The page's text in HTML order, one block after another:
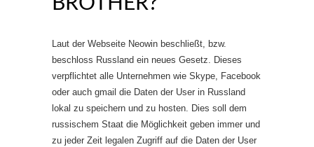
Laut der Webseite Neowin beschließt, bzw.
beschloss Russland ein neues Gesetz. Dieses
verpflichtet alle Unternehmen wie Skype, Facebook
oder auch gmail die Daten der User in Russland
lokal zu speichern und zu hosten. Dies soll dem
russischem Staat die Möglichkeit geben immer und
zu jeder Zeit legalen Zugriff auf die Daten der User